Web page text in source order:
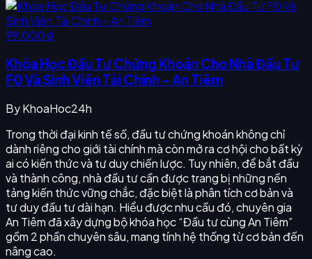
99.000 ₫
Khóa Học Đầu Tư Chứng Khoán Cho Nhà Đầu Tư
F0 Và Sinh Viên Tài Chính - An Tiêm
ByKhoaHoc24h
Trong thời đại kinh tế số, đầu tư chứng khoán không chỉ
dành riêng cho giới tài chính mà còn mở ra cơ hội cho bất kỳ
ai có kiến thức và tư duy chiến lược. Tuy nhiên, để bắt đầu
và thành công, nhà đầu tư cần được trang bị những nền
tảng kiến thức vững chắc, đặc biệt là phân tích cơ bản và
tư duy đầu tư dài hạn. Hiểu được nhu cầu đó, chuyên gia
An Tiêm đã xây dựng bộ khóa học “Đầu tư cùng An Tiêm”
gồm 2 phần chuyên sâu, mang tính hệ thống từ cơ bản đến
nâng cao.